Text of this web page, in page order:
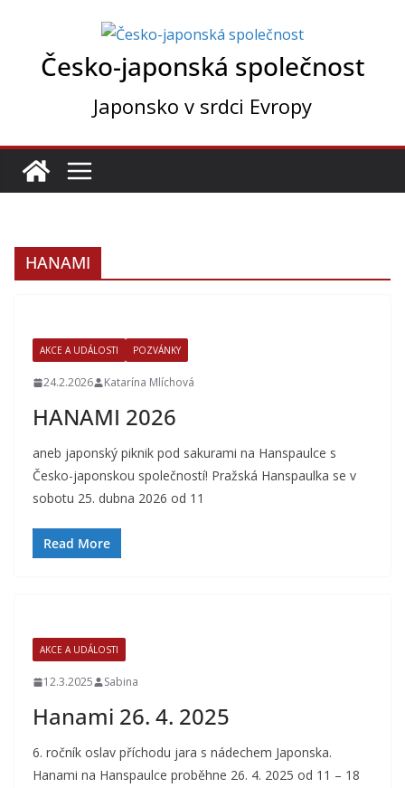
Česko-japonská společnost
Japonsko v srdci Evropy
HANAMI
AKCE A UDÁLOSTI POZVÁNKY
24.2.2026 Katarína Mlíchová
HANAMI 2026
aneb japonský piknik pod sakurami na Hanspaulce s
Česko-japonskou společností! Pražská Hanspaulka se v
sobotu 25. dubna 2026 od 11
Read More
AKCE A UDÁLOSTI
12.3.2025 Sabina
Hanami 26. 4. 2025
6. ročník oslav příchodu jara s nádechem Japonska.
Hanami na Hanspaulce proběhne 26. 4. 2025 od 11 – 18